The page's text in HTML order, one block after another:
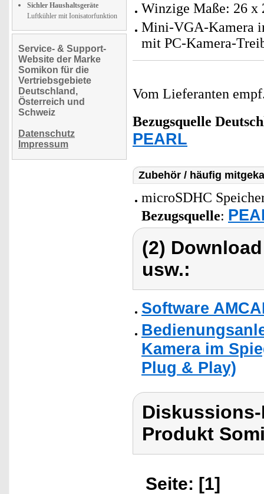
Sichler Haushaltsgeräte
Luftkühler mit Ionisatorfunktion
Service- & Support-
Website der Marke
Somikon für die
Vertriebsgebiete
Deutschland,
Österreich und
Schweiz
Datenschutz
Impressum
Winzige Maße: 26
Mini-VGA-Kamera
mit PC-Kamera-
Vom Lieferanten
Bezugsquelle
PEARL
Zubehör / häufig
microSDHC
Bezugsquelle:
(2)
usw.:
Software
Kamera im
Plug & Play)
Produkt
Seite: [1]